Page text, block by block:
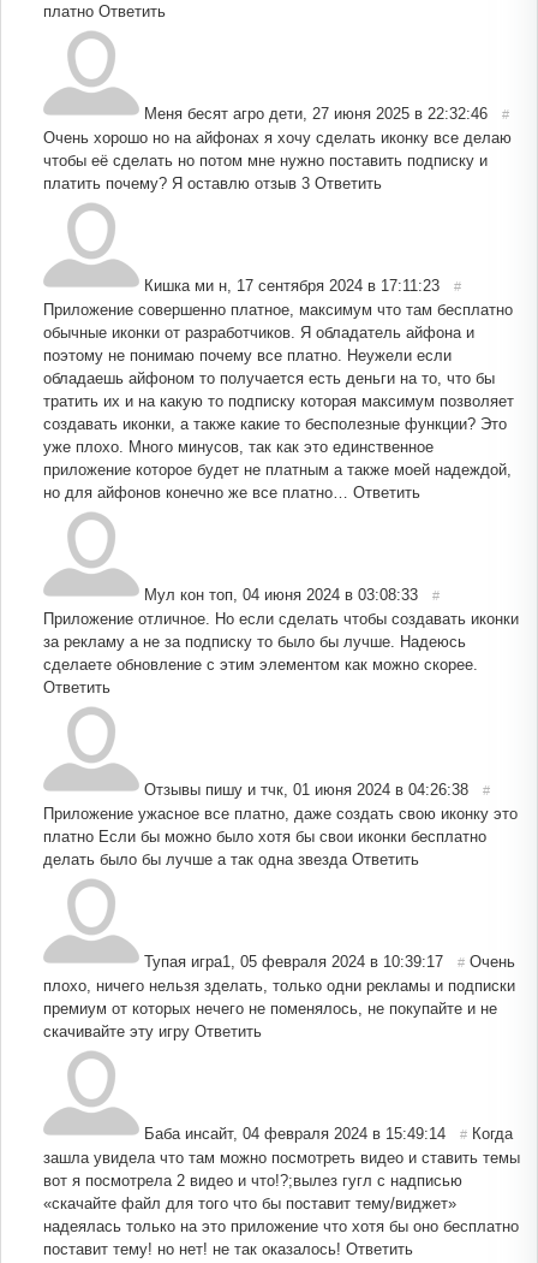
платно Ответить
Меня бесят агро дети 27 июня 2025 в 22:32:46 #
Очень хорошо но на айфонах я хочу сделать иконку все делаю
чтобы её сделать но потом мне нужно поставить подписку и
платить почему? Я оставлю отзыв 3 Ответить
Кишка ми н 17 сентября 2024 в 17:11:23 #
Приложение совершенно платное, максимум что там бесплатно
обычные иконки от разработчиков. Я обладатель айфона и
поэтому не понимаю почему все платно. Неужели если
обладаешь айфоном то получается есть деньги на то, что бы
тратить их и на какую то подписку которая максимум позволяет
создавать иконки, а также какие то бесполезные функции? Это
уже плохо. Много минусов, так как это единственное
приложение которое будет не платным а также моей надеждой,
но для айфонов конечно же все платно…
Ответить
Мул кон топ 04 июня 2024 в 03:08:33 #
Приложение отличное. Но если сделать чтобы создавать иконки
за рекламу а не за подписку то было бы лучше. Надеюсь
сделаете обновление с этим элементом как можно скорее.
Ответить
Отзывы пишу и тчк 01 июня 2024 в 04:26:38 #
Приложение ужасное все платно, даже создать свою иконку это
платно Если бы можно было хотя бы свои иконки бесплатно
делать было бы лучше а так одна звезда Ответить
Тупая игра1 05 февраля 2024 в 10:39:17 # Очень
плохо, ничего нельзя зделать, только одни рекламы и подписки
премиум от которых нечего не поменялось, не покупайте и не
скачивайте эту игру Ответить
Баба инсайт, 04 февраля 2024 в 15:49:14 # Когда
зашла увидела что там можно посмотреть видео и ставить темы
вот я посмотрела 2 видео и что!?;вылез гугл с надписью
«скачайте файл для того что бы поставит тему/виджет»
надеялась только на это приложение что хотя бы оно бесплатно
поставит тему! но нет! не так оказалось! Ответить